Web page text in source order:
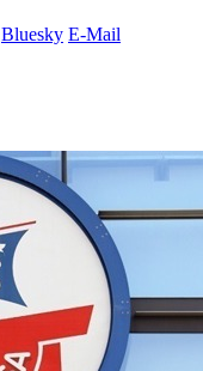
Bluesky E-Mail